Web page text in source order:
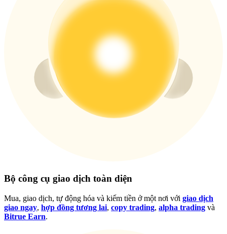
BTC Flexible Staking | Daily Rewards
Bộ công cụ giao dịch toàn diện
Mua, giao dịch, tự động hóa và kiếm tiền ở một nơi với giao dịch
giao ngay, hợp đồng tương lai, copy trading, alpha trading và
Bitrue Earn.